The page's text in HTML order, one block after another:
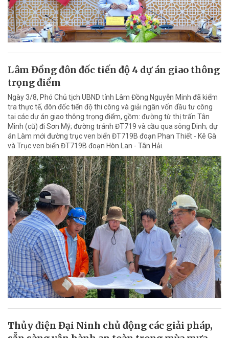
Lâm Đồng đôn đốc tiến độ 4 dự án giao thông
trọng điểm
Ngày 3/8, Phó Chủ tịch UBND tỉnh Lâm Đồng Nguyễn Minh đã kiểm
tra thực tế, đôn đốc tiến độ thi công và giải ngân vốn đầu tư công
tại các dự án giao thông trọng điểm, gồm: đường từ thị trấn Tân
Minh (cũ) đi Sơn Mỹ; đường tránh ĐT719 và cầu qua sông Dinh; dự
án Làm mới đường trục ven biển ĐT719B đoạn Phan Thiết - Kê Gà
và Trục ven biển ĐT719B đoạn Hòn Lan - Tân Hải.
Thủy điện Đại Ninh chủ động các giải pháp,